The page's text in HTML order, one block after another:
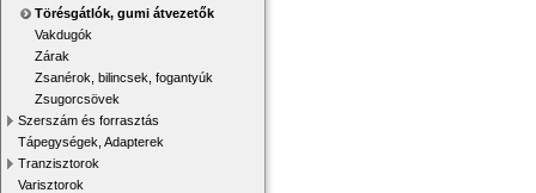
Törésgátlók, gumi átvezetők
Vakdugók
Zárak
Zsanérok, bilincsek, fogantyúk
Zsugorcsövek
Szerszám és forrasztás
Tápegységek, Adapterek
Tranzisztorok
Varisztorok